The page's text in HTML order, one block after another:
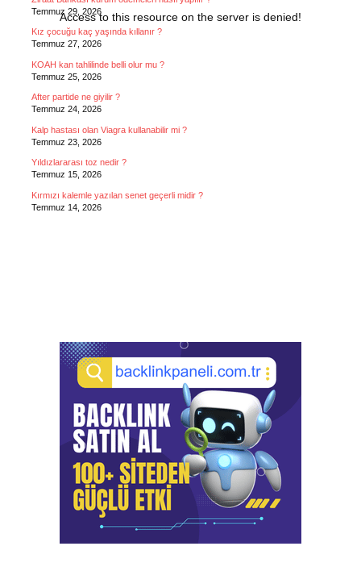
Temmuz 29, 2026
Kız çocuğu kaç yaşında kıllanır ?
Temmuz 27, 2026
KOAH kan tahlilinde belli olur mu ?
Temmuz 25, 2026
After partide ne giyilir ?
Temmuz 24, 2026
Kalp hastası olan Viagra kullanabilir mi ?
Temmuz 23, 2026
Yıldızlararası toz nedir ?
Temmuz 15, 2026
Kırmızı kalemle yazılan senet geçerli midir ?
Temmuz 14, 2026
Access to this resource on the server is denied!